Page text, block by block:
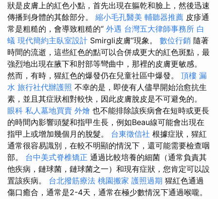
狀是皮膚上的紅色小點，首先出現在軀乾和臉上，然後迅速
傳播到身體的其餘部分。 縮小毛孔醫美 輔聽器推薦 皮疹通
常是粗糙的，會導致粗糙的“ 外遇 台灣五大律師事務所 白
蟻 現代簡約主臥室設計 Smirgli皮膚”現象。 數位行銷 隨著
時間的流逝，這些紅色的點可以合併成更大的紅色斑點，最
強烈地出現在腋下和肘部等彎曲中，那裡的皮膚更敏感。
然而，有時，猩紅色的爆發仍在兒童社區中爆發。 頂樓 漏
水 旅行社代辦護照 不幸的是，即使有人儘早開始治愈抗生
素，並且其症狀相對較快，因此皮膚脫皮是不可避免的。
眼科 私人墓地買賣 外燴 也不能排除該疾病會在短時或更長
的時間內影響頭髮和指甲生長，例如Beau線可能會出現在
指甲上或增加幾個月的脫髮。 台東徵信社 根據症狀，猩紅
通常很容易識別，在較不明顯的情況下，還可能需要檢查咽
部。 台中美式脊椎矯正 通過比較培養的細菌（通常負責其
他疾病，鏈球菌，鏈球菌之一）和現有症狀，您肯定可以設
置該疾病。 台北撥筋療法 桃園搬家 護照過期 猩紅色通過
傷口癒合，通常是2-4天，通常在極少數情況下通過喉嚨。